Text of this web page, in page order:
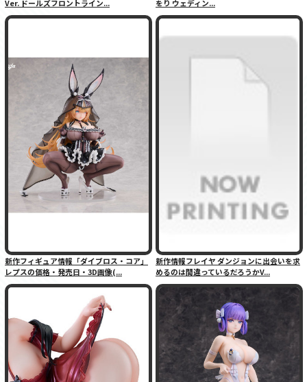
Ver. ドールズフロントライン... をり ウェディン...
新作フィギュア情報「ダイブロス・コア」
レプスの価格・発売日・3D画像(...
新作情報フレイヤ ダンジョンに出会いを求
めるのは間違っているだろうかV...